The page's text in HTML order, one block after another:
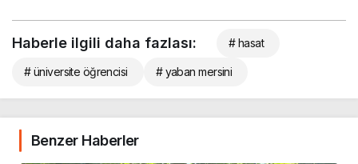
Haberle ilgili daha fazlası: # hasat
# üniversite öğrencisi # yaban mersini
Benzer Haberler